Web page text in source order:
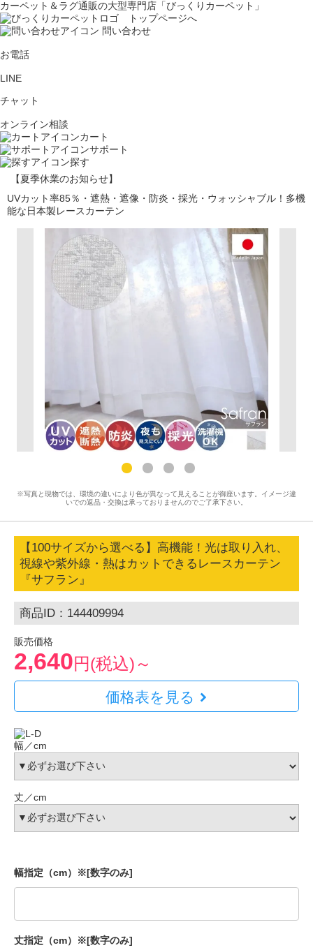
カーペット＆ラグ通販の大型専門店「びっくりカーペット」
問い合わせ
お電話
LINE
チャット
オンライン相談
カート
サポート
探す
【夏季休業のお知らせ】
UVカット率85％・遮熱・遮像・防炎・採光・ウォッシャブル！多機
能な日本製レースカーテン
※写真と現物では、環境の違いにより色が異なって見えることが御座います。イメージ違
いでの返品・交換は承っておりませんのでご了承下さい。
【100サイズから選べる】高機能！光は取り入れ、
視線や紫外線・熱はカットできるレースカーテン
『サフラン』
商品ID：144409994
販売価格
2,640円(税込)～
価格表を見る
幅／cm
丈／cm
幅指定（cm）※[数字のみ]
丈指定（cm）※[数字のみ]